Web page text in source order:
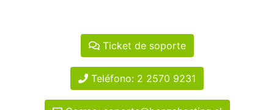
Ticket de soporte
Teléfono: 2 2570 9231